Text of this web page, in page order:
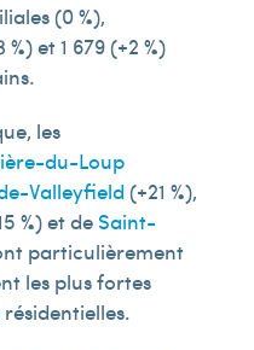
(0 %),
et 1 679 (+2 %)
les
du-Loup
Valleyfield(+21 %),
%) et de Saint-
particulièrement
les plus fortes